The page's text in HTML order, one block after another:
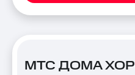
МТС ДОМА